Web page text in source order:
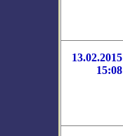
13.02.2015
15:08